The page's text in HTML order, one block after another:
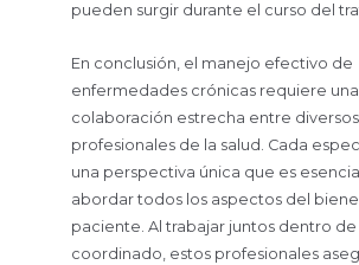
pueden surgir durante el curso del
En conclusión, el manejo efectivo de
enfermedades crónicas requiere una
colaboración estrecha entre diversos
profesionales de la salud. Cada
una perspectiva única que es
abordar todos los aspectos del
paciente. Al trabajar juntos dentro
coordinado, estos profesionales